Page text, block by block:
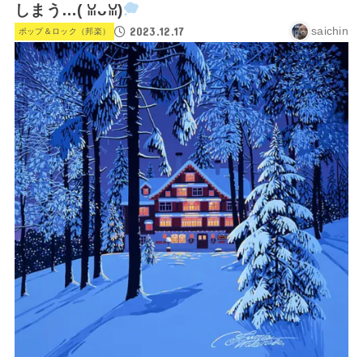
しまう…(⁠ ⁠ꈍ⁠ᴗ⁠ꈍ⁠)
ポップ＆ロック（邦楽） 2023.12.17 saichin